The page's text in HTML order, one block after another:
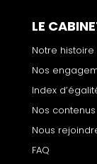
LE
Notre histoire
Nos
Index
Nos contenus
Nous
FAQ